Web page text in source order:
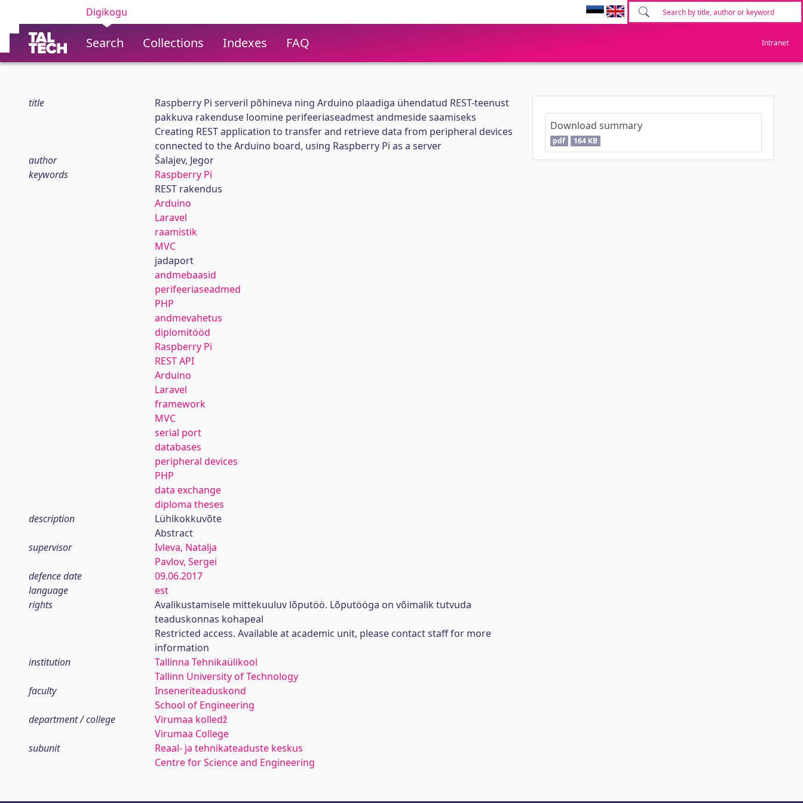
Digikogu
Search Collections Indexes FAQ Intranet
title
Raspberry Pi serveril põhineva ning Arduino plaadiga ühendatud REST-teenust
pakkuva rakenduse loomine perifeeriaseadmest andmeside saamiseks
Creating REST application to transfer and retrieve data from peripheral devices
connected to the Arduino board, using Raspberry Pi as a server
author
Šalajev, Jegor
keywords
Raspberry Pi
REST rakendus
Arduino
Laravel
raamistik
MVC
jadaport
andmebaasid
perifeeriaseadmed
PHP
andmevahetus
diplomitööd
Raspberry Pi
REST API
Arduino
Laravel
framework
MVC
serial port
databases
peripheral devices
PHP
data exchange
diploma theses
description
Lühikokkuvõte
Abstract
supervisor
Ivleva, Natalja
Pavlov, Sergei
defence date
09.06.2017
language
est
rights
Avalikustamisele mittekuuluv lõputöö. Lõputööga on võimalik tutvuda
teaduskonnas kohapeal
Restricted access. Available at academic unit, please contact staff for more
information
institution
Tallinna Tehnikaülikool
Tallinn University of Technology
faculty
Inseneriteaduskond
School of Engineering
department / college
Virumaa kolledž
Virumaa College
subunit
Reaal- ja tehnikateaduste keskus
Centre for Science and Engineering
Download summary
pdf 164 KB